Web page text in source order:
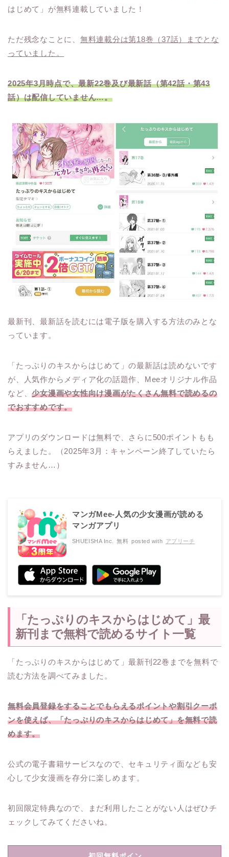
はじめて」が無料連載していました！
ただ残念なことに、 無料連載分は第18巻（37話）までとな
っていました。
2025年3月時点で、最新22巻及び最新話（第42話・第43
話）は配信していません…。
最新刊、最新話を読むには電子版を購入する方法のみとな
っています。
「たっぷりのキスからはじめて」の最新話は読めないです
が、人気作からメディア化の話題作、Meeオリジナル作品
など、少女漫画や女性向け漫画がたくさん無料で読めるの
でおすすめです。
アプリのダウンロードは無料で、さらに500ポイントもも
らえました。（2025年3月：キャンペーン終了していたら
すみません…）
マンガMee-人気の少女漫画が読める
マンガアプリ
SHUEISHA Inc. 無料 posted with アプリーチ
「たっぷりのキスからはじめて」最
新刊まで無料で読めるサイト一覧
「たっぷりのキスからはじめて」最新刊22巻までを無料で
読む方法を調べてみました。
無料会員登録をすることでもらえるポイントや割引クーポ
ンを使えば、「たっぷりのキスからはじめて」を無料で読
めます。
公式の電子書籍サービスなので、セキュリティ面なども安
心して少女漫画を存分に楽しめます。
初回限定特典なので、まだ利用したことがない人はぜひチ
ェックしてみてくださいね。